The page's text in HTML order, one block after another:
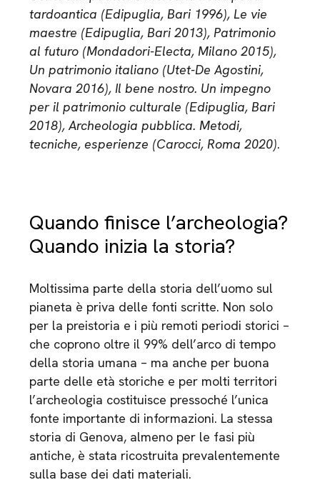
tardoantica (Edipuglia, Bari 1996), Le vie
maestre (Edipuglia, Bari 2013), Patrimonio
al futuro (Mondadori-Electa, Milano 2015),
Un patrimonio italiano (Utet-De Agostini,
Novara 2016), Il bene nostro. Un impegno
per il patrimonio culturale (Edipuglia, Bari
2018), Archeologia pubblica. Metodi,
tecniche, esperienze (Carocci, Roma 2020).
Quando finisce l’archeologia?
Quando inizia la storia?
Moltissima parte della storia dell’uomo sul
pianeta è priva delle fonti scritte. Non solo
per la preistoria e i più remoti periodi storici –
che coprono oltre il 99% dell’arco di tempo
della storia umana – ma anche per buona
parte delle età storiche e per molti territori
l’archeologia costituisce pressoché l’unica
fonte importante di informazioni. La stessa
storia di Genova, almeno per le fasi più
antiche, è stata ricostruita prevalentemente
sulla base dei dati materiali.